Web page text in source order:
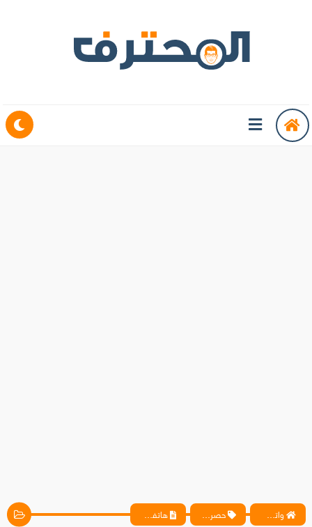
واتس آب ، فيسبوك ، أنترنت ، شروحات تقنية حصرية - المحترف حصريات هاتفك لايقوم بحذف الصور كما تعتقد ! تأكد بنفسك فالأمر جد خطير